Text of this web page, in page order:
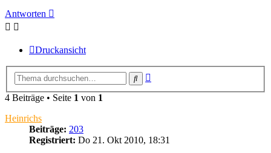
Antworten
Druckansicht
Suche
4 Beiträge • Seite 1 von 1
Heinrichs
Beiträge: 203
Registriert: Do 21. Okt 2010, 18:31